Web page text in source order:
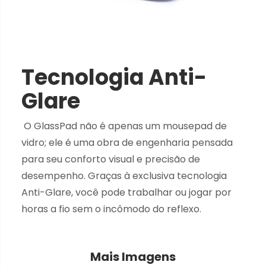
Tecnologia Anti-
Glare
O GlassPad não é apenas um mousepad de
vidro; ele é uma obra de engenharia pensada
para seu conforto visual e precisão de
desempenho. Graças à exclusiva tecnologia
Anti-Glare, você pode trabalhar ou jogar por
horas a fio sem o incômodo do reflexo.
Mais Imagens